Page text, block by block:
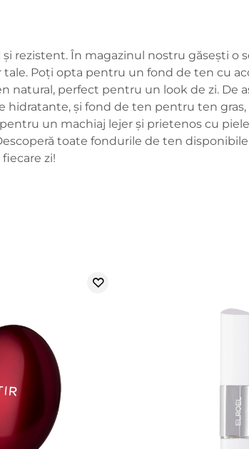
rezistent. În magazinul nostru găsești o
Poți opta pentru un fond de ten cu
perfect pentru un look de zi. De
și fond de ten pentru ten gras,
un machiaj lejer și prietenos cu
toate fondurile de ten
zi!